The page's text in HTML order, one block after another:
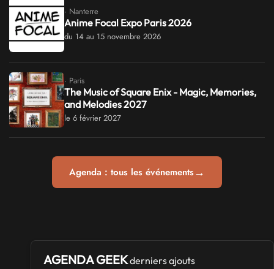
· Nanterre
Anime Focal Expo Paris 2026
du 14 au 15 novembre 2026
· Paris
The Music of Square Enix - Magic, Memories,
and Melodies 2027
le 6 février 2027
Agenda : tous les événements→
AGENDA GEEKderniers ajouts